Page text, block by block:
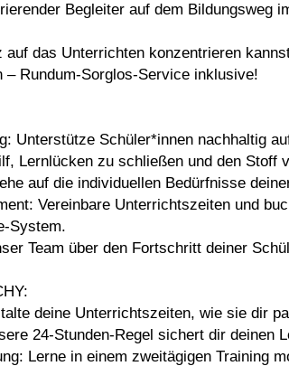
Begleiter auf dem Bildungsweg
auf das Unterrichten konzentrieren
– Rundum-Sorglos-Service inklusive!
Unterstütze Schüler*innen nachhaltig
Lernlücken zu schließen und den Stoff
auf die individuellen Bedürfnisse
Vereinbare Unterrichtszeiten und
System.
Team über den Fortschritt deiner
deine Unterrichtszeiten, wie sie dir
24-Stunden-Regel sichert dir deinen
Lerne in einem zweitägigen Training